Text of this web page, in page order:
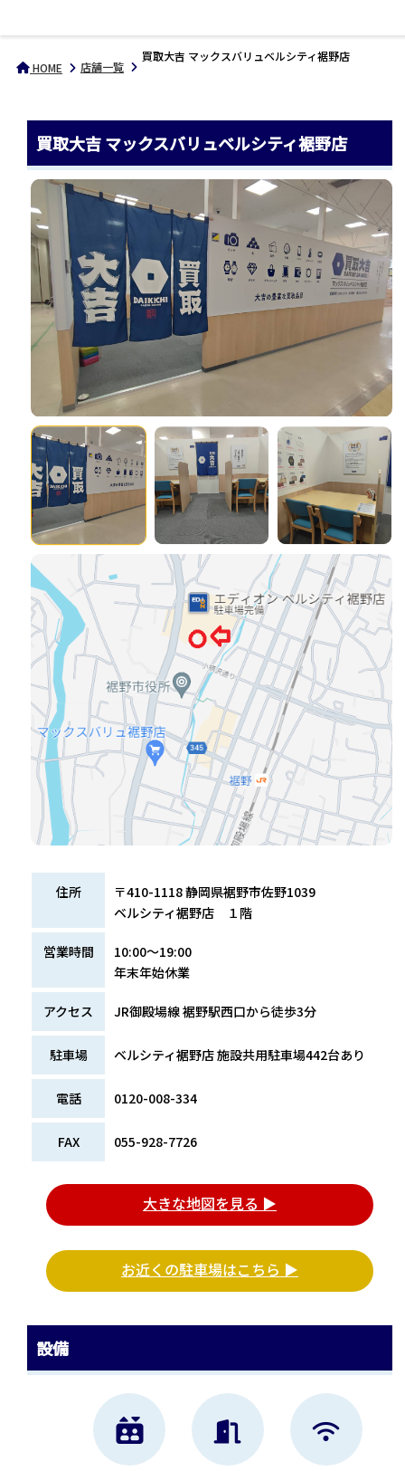
HOME 店舗一覧
買取大吉 マックスバリュベルシティ裾野店
買取大吉 マックスバリュベルシティ裾野店
住所
〒410-1118 静岡県裾野市佐野1039
ベルシティ裾野店 １階
営業時間
10:00～19:00
年末年始休業
アクセス JR御殿場線 裾野駅西口から徒歩3分
駐車場 ベルシティ裾野店 施設共用駐車場442台あり
電話 0120-008-334
FAX 055-928-7726
大きな地図を見る ▶
お近くの駐車場はこちら ▶
設備